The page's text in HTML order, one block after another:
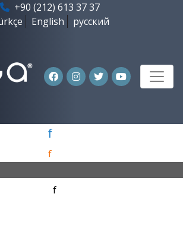
+90 (212) 613 37 37
English русский
f
f